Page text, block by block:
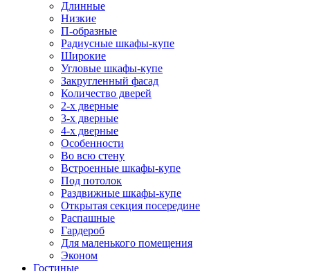
Длинные
Низкие
П-образные
Радиусные шкафы-купе
Широкие
Угловые шкафы-купе
Закругленный фасад
Количество дверей
2-х дверные
3-х дверные
4-х дверные
Особенности
Во всю стену
Встроенные шкафы-купе
Под потолок
Раздвижные шкафы-купе
Открытая секция посередине
Распашные
Гардероб
Для маленького помещения
Эконом
Гостиные